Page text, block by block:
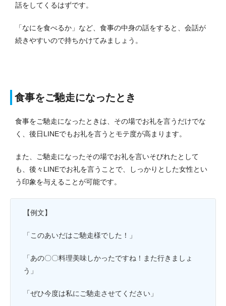
話をしてくるはずです。
「なにを食べるか」など、食事の中身の話をすると、会話が
続きやすいので持ちかけてみましょう。
食事をご馳走になったとき
食事をご馳走になったときは、その場でお礼を言うだけでな
く、後日LINEでもお礼を言うとモテ度が高まります。
また、ご馳走になったその場でお礼を言いそびれたとして
も、後々LINEでお礼を言うことで、しっかりとした女性とい
う印象を与えることが可能です。
【例文】
「このあいだはご馳走様でした！」
「あの〇〇料理美味しかったですね！また行きましょ
う」
「ぜひ今度は私にご馳走させてください」